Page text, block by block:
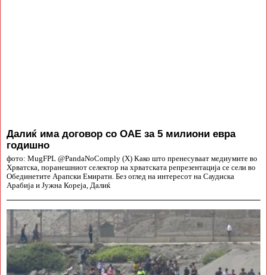
Далиќ има договор со ОАЕ за 5 милиони евра
годишно
фото: MugFPL @PandaNoComply (X) Како што пренесуваат медиумите во
Хрватска, поранешниот селектор на хрватската репрезентација се сели во
Обединетите Арапски Емирати. Без оглед на интересот на Саудиска
Арабија и Јужна Кореја, Далиќ